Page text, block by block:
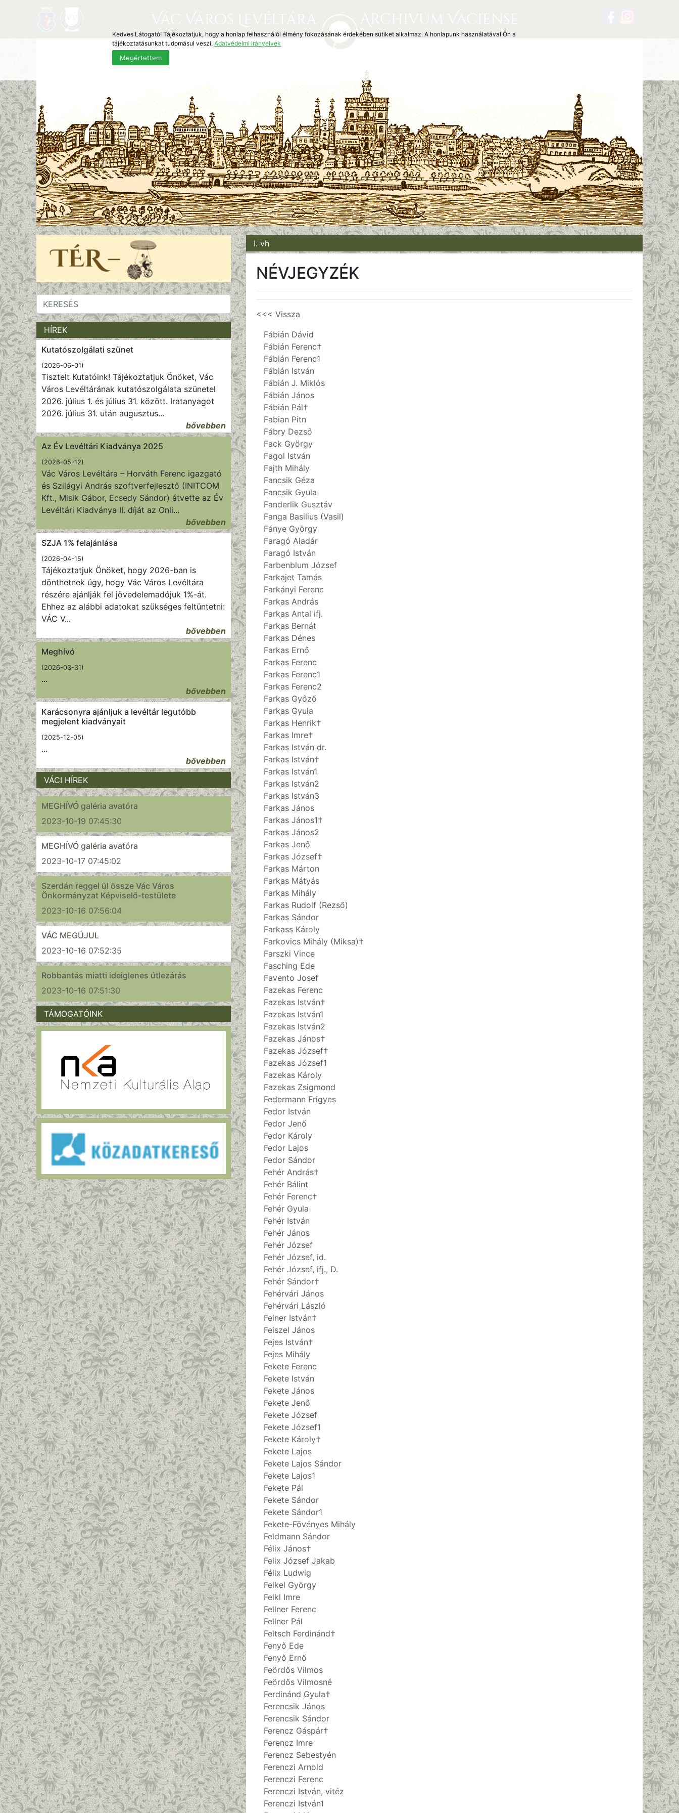
HÍREK
Kutatószolgálati szünet
(2026-06-01)
Tisztelt Kutatóink! Tájékoztatjuk Önöket, Vác
Város Levéltárának kutatószolgálata szünetel
2026. július 1. és július 31. között. Iratanyagot
2026. július 31. után augusztus...
bővebben
Az Év Levéltári Kiadványa 2025
(2026-05-12)
Vác Város Levéltára – Horváth Ferenc igazgató
és Szilágyi András szoftverfejlesztő (INITCOM
Kft., Misik Gábor, Ecsedy Sándor) átvette az Év
Levéltári Kiadványa II. díját az Onli...
bővebben
SZJA 1% felajánlása
(2026-04-15)
Tájékoztatjuk Önöket, hogy 2026-ban is
dönthetnek úgy, hogy Vác Város Levéltára
részére ajánlják fel jövedelemadójuk 1%-át.
Ehhez az alábbi adatokat szükséges feltüntetni:
VÁC V...
bővebben
Meghívó
(2026-03-31)
...
bővebben
Karácsonyra ajánljuk a levéltár legutóbb
megjelent kiadványait
(2025-12-05)
...
bővebben
VÁCI HÍREK
MEGHÍVÓ galéria avatóra
2023-10-19 07:45:30
MEGHÍVÓ galéria avatóra
2023-10-17 07:45:02
Szerdán reggel ül össze Vác Város
Önkormányzat Képviselő-testülete
2023-10-16 07:56:04
VÁC MEGÚJUL
2023-10-16 07:52:35
Robbantás miatti ideiglenes útlezárás
2023-10-16 07:51:30
TÁMOGATÓINK
I. vh
NÉVJEGYZÉK
<<< Vissza
Fábián Dávid
Fábián Ferenc†
Fábián Ferenc1
Fábián István
Fábián J. Miklós
Fábián János
Fábián Pál†
Fabian Pitn
Fábry Dezső
Fack György
Fagol István
Fajth Mihály
Fancsik Géza
Fancsik Gyula
Fanderlik Gusztáv
Fanga Basilius (Vasil)
Fánye György
Faragó Aladár
Faragó István
Farbenblum József
Farkajet Tamás
Farkányi Ferenc
Farkas András
Farkas Antal ifj.
Farkas Bernát
Farkas Dénes
Farkas Ernő
Farkas Ferenc
Farkas Ferenc1
Farkas Ferenc2
Farkas Győző
Farkas Gyula
Farkas Henrik†
Farkas Imre†
Farkas István dr.
Farkas István†
Farkas István1
Farkas István2
Farkas István3
Farkas János
Farkas János1†
Farkas János2
Farkas Jenő
Farkas József†
Farkas Márton
Farkas Mátyás
Farkas Mihály
Farkas Rudolf (Rezső)
Farkas Sándor
Farkass Károly
Farkovics Mihály (Miksa)†
Farszki Vince
Fasching Ede
Favento Josef
Fazekas Ferenc
Fazekas István†
Fazekas István1
Fazekas István2
Fazekas János†
Fazekas József†
Fazekas József1
Fazekas Károly
Fazekas Zsigmond
Federmann Frigyes
Fedor István
Fedor Jenő
Fedor Károly
Fedor Lajos
Fedor Sándor
Fehér András†
Fehér Bálint
Fehér Ferenc†
Fehér Gyula
Fehér István
Fehér János
Fehér József
Fehér József, id.
Fehér József, ifj., D.
Fehér Sándor†
Fehérvári János
Fehérvári László
Feiner István†
Feiszel János
Fejes István†
Fejes Mihály
Fekete Ferenc
Fekete István
Fekete János
Fekete Jenő
Fekete József
Fekete József1
Fekete Károly†
Fekete Lajos
Fekete Lajos Sándor
Fekete Lajos1
Fekete Pál
Fekete Sándor
Fekete Sándor1
Fekete-Fövényes Mihály
Feldmann Sándor
Félix János†
Felix József Jakab
Félix Ludwig
Felkel György
Felkl Imre
Fellner Ferenc
Fellner Pál
Feltsch Ferdinánd†
Fenyő Ede
Fenyő Ernő
Feördős Vilmos
Feördős Vilmosné
Ferdinánd Gyula†
Ferencsik János
Ferencsik Sándor
Ferencz Gáspár†
Ferencz Imre
Ferencz Sebestyén
Ferenczi Arnold
Ferenczi Ferenc
Ferenczi István, vitéz
Ferenczi István1
Kedves Látogató! Tájékoztatjuk, hogy a honlap felhasználói élmény fokozásának érdekében sütiket alkalmaz. A honlapunk használatával Ön a
tájékoztatásunkat tudomásul veszi.Adatvédelmi irányelvek
Megértettem